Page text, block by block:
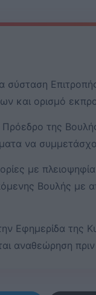
σύσταση
και ορισμό
της
να
με
Βουλής με
Εφημερίδα της
αναθεώρηση